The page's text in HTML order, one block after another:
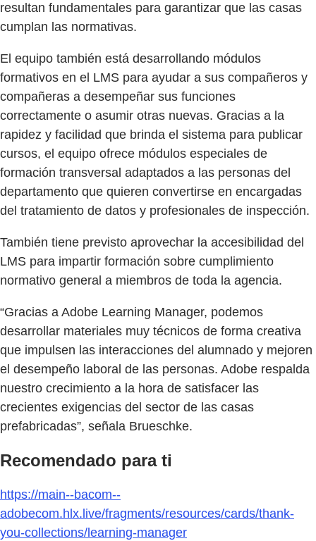
resultan fundamentales para garantizar que las casas
cumplan las normativas.
El equipo también está desarrollando módulos
formativos en el LMS para ayudar a sus compañeros y
compañeras a desempeñar sus funciones
correctamente o asumir otras nuevas. Gracias a la
rapidez y facilidad que brinda el sistema para publicar
cursos, el equipo ofrece módulos especiales de
formación transversal adaptados a las personas del
departamento que quieren convertirse en encargadas
del tratamiento de datos y profesionales de inspección.
También tiene previsto aprovechar la accesibilidad del
LMS para impartir formación sobre cumplimiento
normativo general a miembros de toda la agencia.
“Gracias a Adobe Learning Manager, podemos
desarrollar materiales muy técnicos de forma creativa
que impulsen las interacciones del alumnado y mejoren
el desempeño laboral de las personas. Adobe respalda
nuestro crecimiento a la hora de satisfacer las
crecientes exigencias del sector de las casas
prefabricadas”, señala Brueschke.
Recomendado para ti
https://main--bacom--
adobecom.hlx.live/fragments/resources/cards/thank-
you-collections/learning-manager